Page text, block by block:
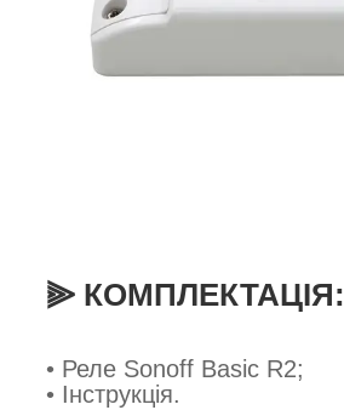
⫸ КОМПЛЕКТАЦІЯ:
• Реле Sonoff Basic R2;
• Інструкція.